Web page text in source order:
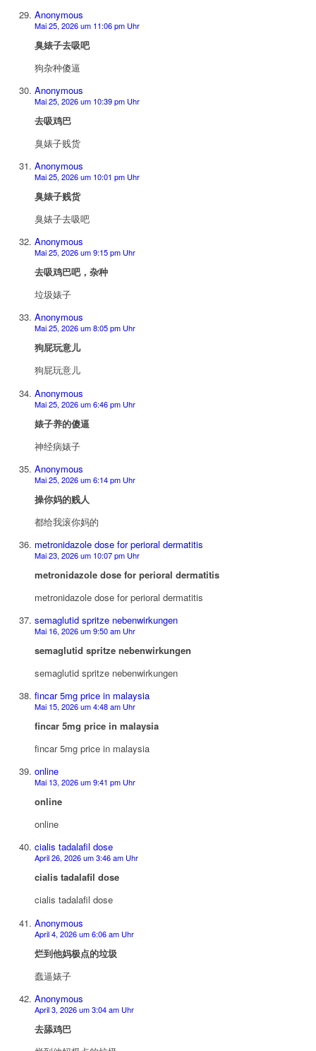
Anonymous
Mai 25, 2026 um 11:06 pm Uhr
臭婊子去吸吧
狗杂种傻逼
Anonymous
Mai 25, 2026 um 10:39 pm Uhr
去吸鸡巴
臭婊子贱货
Anonymous
Mai 25, 2026 um 10:01 pm Uhr
臭婊子贱货
臭婊子去吸吧
Anonymous
Mai 25, 2026 um 9:15 pm Uhr
去吸鸡巴吧，杂种
垃圾婊子
Anonymous
Mai 25, 2026 um 8:05 pm Uhr
狗屁玩意儿
狗屁玩意儿
Anonymous
Mai 25, 2026 um 6:46 pm Uhr
婊子养的傻逼
神经病婊子
Anonymous
Mai 25, 2026 um 6:14 pm Uhr
操你妈的贱人
都给我滚你妈的
metronidazole dose for perioral dermatitis
Mai 23, 2026 um 10:07 pm Uhr
metronidazole dose for perioral dermatitis
metronidazole dose for perioral dermatitis
semaglutid spritze nebenwirkungen
Mai 16, 2026 um 9:50 am Uhr
semaglutid spritze nebenwirkungen
semaglutid spritze nebenwirkungen
fincar 5mg price in malaysia
Mai 15, 2026 um 4:48 am Uhr
fincar 5mg price in malaysia
fincar 5mg price in malaysia
online
Mai 13, 2026 um 9:41 pm Uhr
online
online
cialis tadalafil dose
April 26, 2026 um 3:46 am Uhr
cialis tadalafil dose
cialis tadalafil dose
Anonymous
April 4, 2026 um 6:06 am Uhr
烂到他妈极点的垃圾
蠢逼婊子
Anonymous
April 3, 2026 um 3:04 am Uhr
去舔鸡巴